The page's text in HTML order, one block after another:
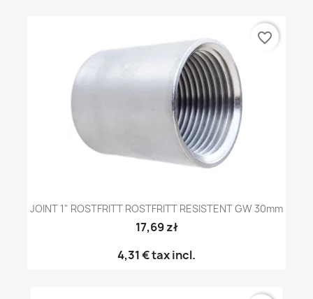
JOINT 1" ROSTFRITT ROSTFRITT RESISTENT GW 30mm
17,69 zł
4,31 €tax incl.
favorite_border